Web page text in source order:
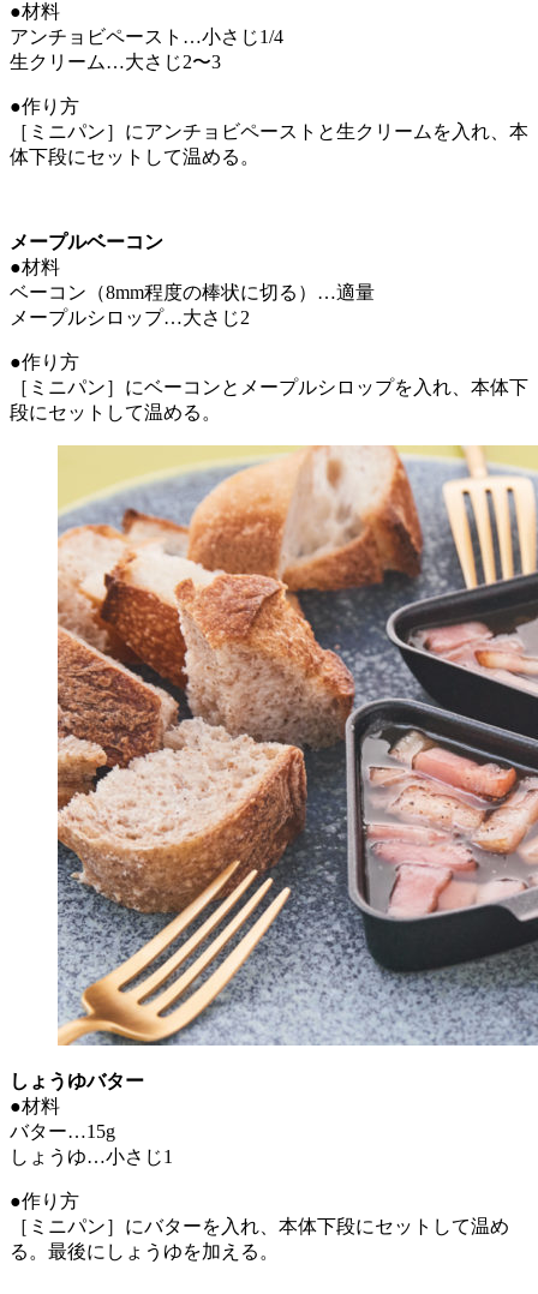
●材料
アンチョビペースト…小さじ1/4
生クリーム…大さじ2〜3
●作り方
［ミニパン］にアンチョビペーストと生クリームを入れ、本
体下段にセットして温める。
メープルベーコン
●材料
ベーコン（8mm程度の棒状に切る）…適量
メープルシロップ…大さじ2
●作り方
［ミニパン］にベーコンとメープルシロップを入れ、本体下
段にセットして温める。
しょうゆバター
●材料
バター…15g
しょうゆ…小さじ1
●作り方
［ミニパン］にバターを入れ、本体下段にセットして温め
る。最後にしょうゆを加える。